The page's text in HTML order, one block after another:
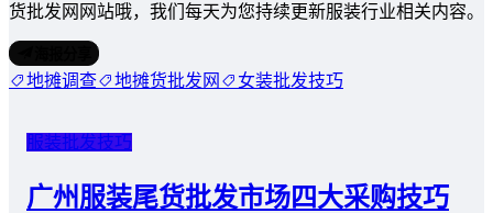
货批发网网站哦，我们每天为您持续更新服装行业相关内容。
地摊调查 地摊货批发网 女装批发技巧
服装批发技巧
广州服装尾货批发市场四大采购技巧